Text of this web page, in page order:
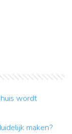
wordt
maken?